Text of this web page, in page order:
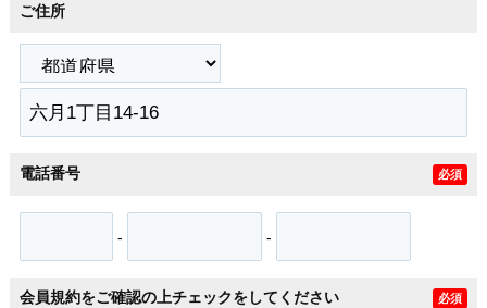
ご住所
電話番号 必須
- -
会員規約をご確認の上チェックをしてください 必須